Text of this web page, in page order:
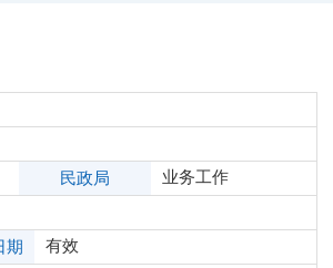
民政局
业务工作
期
有效